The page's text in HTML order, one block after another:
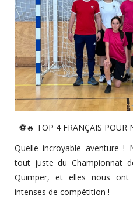
⚽🔥 TOP 4 FRANÇAIS POUR
Quelle incroyable aventure !
tout juste du Championnat
Quimper, et elles nous
intenses de compétition !